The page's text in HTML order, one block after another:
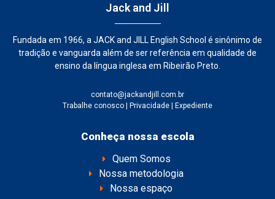
Jack and Jill
Fundada em 1966, a JACK and JILL English School é sinônimo de
tradição e vanguarda além de ser referência em qualidade de
ensino da língua inglesa em Ribeirão Preto.
contato@jackandjill.com.br
Trabalhe conosco | Privacidade | Expediente
Conheça nossa escola
Quem Somos
Nossa metodologia
Nossa espaço